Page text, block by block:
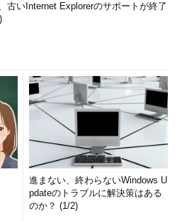
古いInternet Explorerのサポートが終了
進まない、終わらないWindows U
pdateのトラブルに解決策はある
のか？ (1/2)